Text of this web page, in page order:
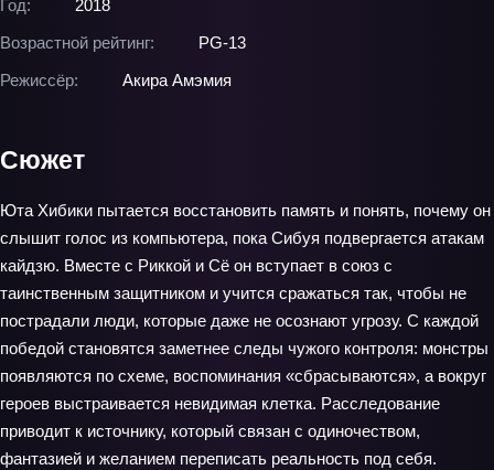
Год:
2018
Возрастной рейтинг:
PG-13
Режиссёр:
Акира Амэмия
Сюжет
Юта Хибики пытается восстановить память и понять, почему он
слышит голос из компьютера, пока Сибуя подвергается атакам
кайдзю. Вместе с Риккой и Сё он вступает в союз с
таинственным защитником и учится сражаться так, чтобы не
пострадали люди, которые даже не осознают угрозу. С каждой
победой становятся заметнее следы чужого контроля: монстры
появляются по схеме, воспоминания «сбрасываются», а вокруг
героев выстраивается невидимая клетка. Расследование
приводит к источнику, который связан с одиночеством,
фантазией и желанием переписать реальность под себя.